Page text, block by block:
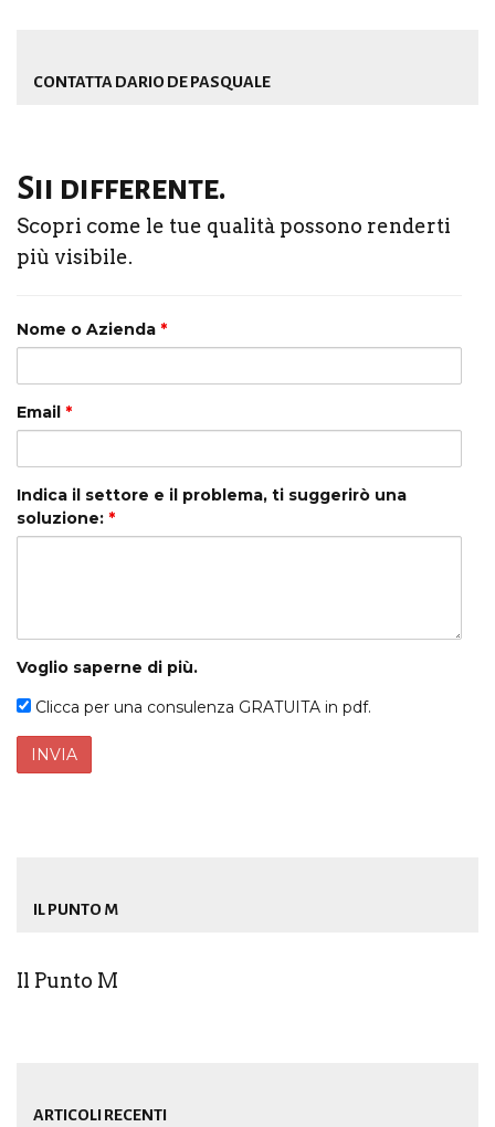
CONTATTA DARIO DE PASQUALE
Sii differente.
Scopri come le tue qualità possono renderti
più visibile.
Nome o Azienda *
Email *
Indica il settore e il problema, ti suggerirò una
soluzione: *
Voglio saperne di più.
Clicca per una consulenza GRATUITA in pdf.
IL PUNTO M
Il Punto M
ARTICOLI RECENTI